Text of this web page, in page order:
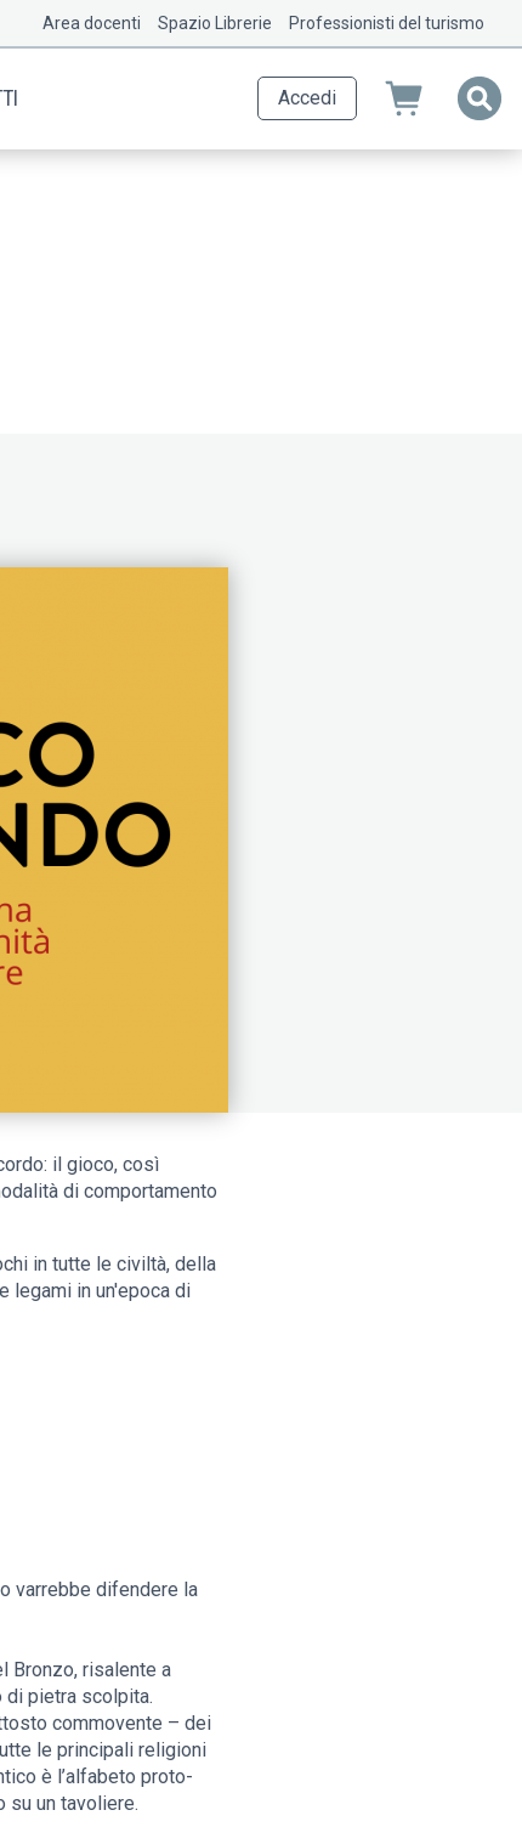
Area docenti Spazio Librerie Professionisti del turismo
Accedi
il gioco, così
di comportamento
in tutte le civiltà, della
legami in un'epoca di
varrebbe difendere la
Bronzo, risalente a
di pietra scolpita.
commovente – dei
le principali religioni
è l’alfabeto proto-
su un tavoliere.